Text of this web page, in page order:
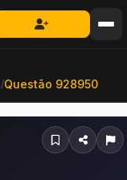
/Questão 928950